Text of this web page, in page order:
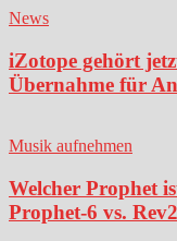
News
iZotope gehört
Übernahme für
Musik aufnehmen
Welcher Prophet
Prophet-6 vs.